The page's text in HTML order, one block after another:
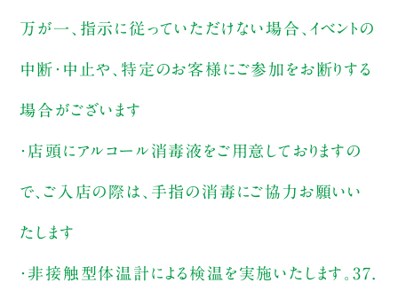
万が一、指示に従っていただけない場合、イベントの
中断・中止や、特定のお客様にご参加をお断りする
場合がございます
・店頭にアルコール消毒液をご用意しておりますの
で、ご入店の際は、手指の消毒にご協力お願いい
たします
・非接触型体温計による検温を実施いたします。37.